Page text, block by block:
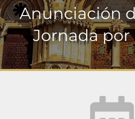
Anunciación
Jornada por